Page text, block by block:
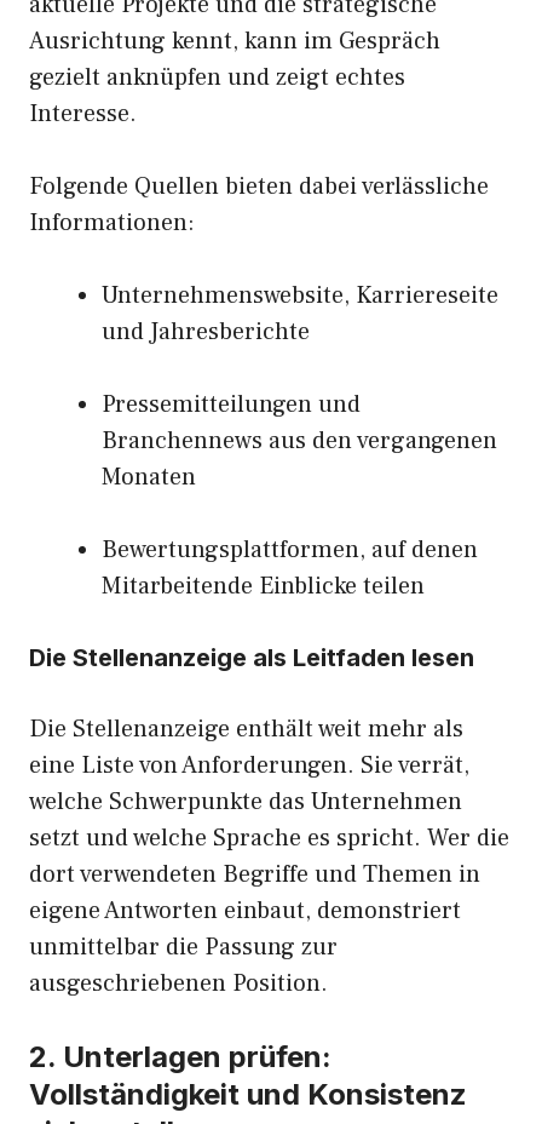
Ausrichtung kennt, kann im Gespräch
gezielt anknüpfen und zeigt echtes
Interesse.
Folgende Quellen bieten dabei verlässliche
Informationen:
Unternehmenswebsite, Karriereseite
und Jahresberichte
Pressemitteilungen und
Branchennews aus den vergangenen
Monaten
Bewertungsplattformen, auf denen
Mitarbeitende Einblicke teilen
Die Stellenanzeige als Leitfaden lesen
Die Stellenanzeige enthält weit mehr als
eine Liste von Anforderungen. Sie verrät,
welche Schwerpunkte das Unternehmen
setzt und welche Sprache es spricht. Wer die
dort verwendeten Begriffe und Themen in
eigene Antworten einbaut, demonstriert
unmittelbar die Passung zur
ausgeschriebenen Position.
2. Unterlagen prüfen:
Vollständigkeit und Konsistenz